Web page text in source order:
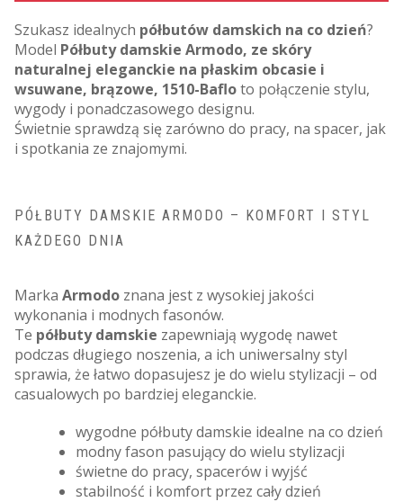
Szukasz idealnych półbutów damskich na co dzień?
Model Półbuty damskie Armodo, ze skóry
naturalnej eleganckie na płaskim obcasie i
wsuwane, brązowe, 1510-Bafloto połączenie stylu,
wygody i ponadczasowego designu.
Świetnie sprawdzą się zarówno do pracy, na spacer, jak
i spotkania ze znajomymi.
PÓŁBUTY DAMSKIE ARMODO – KOMFORT I STYL
KAŻDEGO DNIA
Marka Armodo znana jest z wysokiej jakości
wykonania i modnych fasonów.
Te półbuty damskie zapewniają wygodę nawet
podczas długiego noszenia, a ich uniwersalny styl
sprawia, że łatwo dopasujesz je do wielu stylizacji – od
casualowych po bardziej eleganckie.
wygodne półbuty damskie idealne na co dzień
modny fason pasujący do wielu stylizacji
świetne do pracy, spacerów i wyjść
stabilność i komfort przez cały dzień